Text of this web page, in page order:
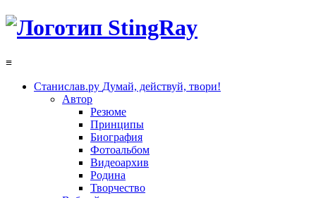
≡
Станислав.ру Думай, действуй, твори!
Автор
Резюме
Принципы
Биография
Фотоальбом
Видеоархив
Родина
Творчество